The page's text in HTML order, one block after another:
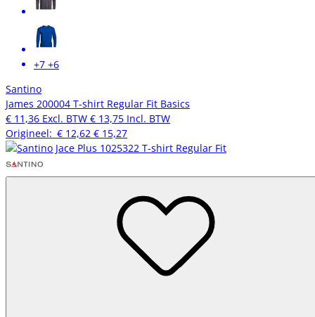
+7 +6
Santino
James 200004 T-shirt Regular Fit Basics
€ 11,36 Excl. BTW € 13,75 Incl. BTW
Origineel: € 12,62 € 15,27